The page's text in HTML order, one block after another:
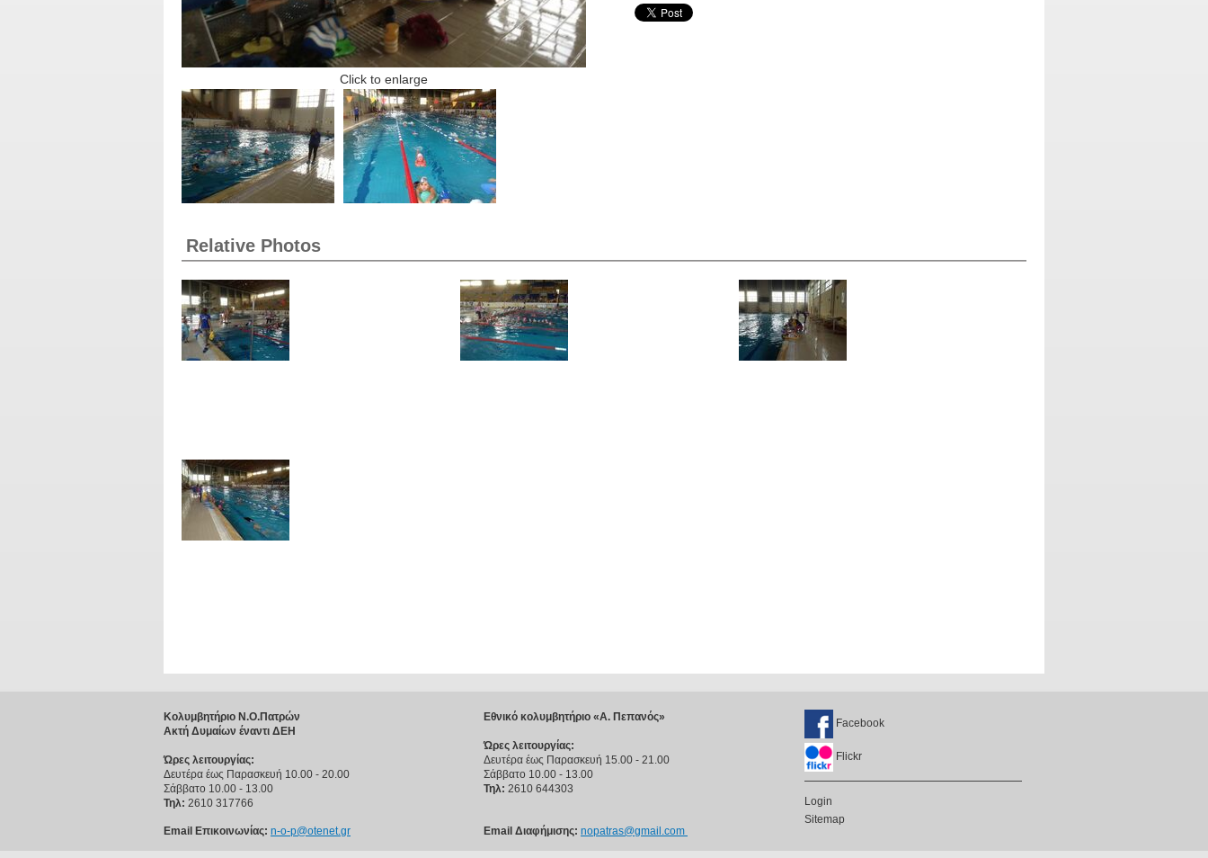
Click to enlarge
Relative Photos
Κολυμβητήριο Ν.Ο.Πατρών
Ακτή Δυμαίων έναντι ΔΕΗ
Ώρες λειτουργίας:
Δευτέρα έως Παρασκευή 10.00 - 20.00
Σάββατο 10.00 - 13.00
Τηλ: 2610 317766
Email Επικοινωνίας: n-o-p@otenet.gr
Εθνικό κολυμβητήριο «Α. Πεπανός»
Ώρες λειτουργίας:
Δευτέρα έως Παρασκευή 15.00 - 21.00
Σάββατο 10.00 - 13.00
Τηλ: 2610 644303
Email Διαφήμισης: nopatras@gmail.com
Facebook
Flickr
Login
Sitemap